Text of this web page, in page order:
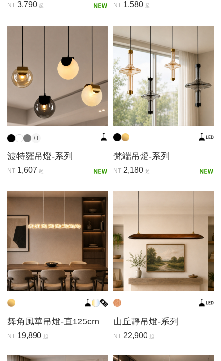
NT 3,790 起 NT 1,580 起
+1
波特羅吊燈-系列
NT 1,607 起
梵端吊燈-系列
NT 2,180 起
舞角風華吊燈-直125cm
NT 19,890 起
山丘靜吊燈-系列
NT 22,900 起